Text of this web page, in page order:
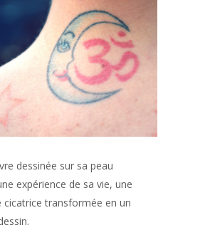
dessinée sur sa peau
expérience de sa vie, une
cicatrice transformée en un